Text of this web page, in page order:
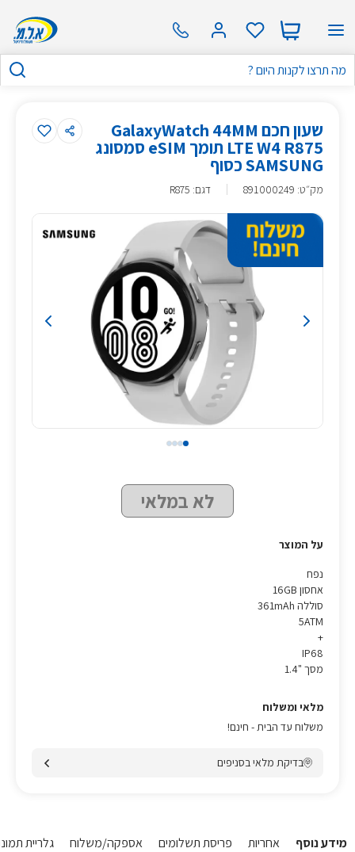
שעון חכם GalaxyWatch 44MM
LTE W4 R875 תומך eSIM סמסונג
SAMSUNG כסוף
מק״ט:
891000249 דגם: R875
לא במלאי
על המוצר
נפח
אחסון 16GB
סוללה 361mAh
5ATM
+
IP68
מסך "1.4
מלאי ומשלוח
משלוח עד הבית - חינם!
בדיקת מלאי בסניפים
מידע נוסף אחריות פריסת תשלומים אספקה/משלוח גלריית